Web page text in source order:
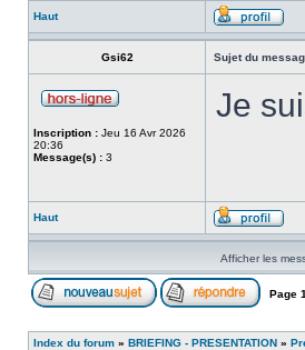
Haut
Gsi62 Sujet du
Inscription : Jeu 16 Avr 2026
20:36
Message(s) : 3
Je
Haut
Afficher les
Page 1
Index du forum » BRIEFING - PRESENTATION »